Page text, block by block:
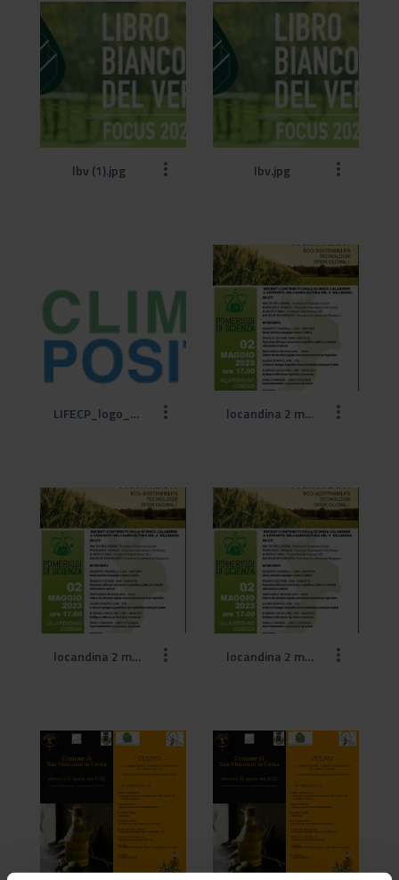
lbv (1).jpg lbv.jpg
LIFECP_logo_versione standard.png locandina 2 maggio CS (1).jpeg
locandina 2 maggio CS (2).jpeg locandina 2 maggio CS.jpeg